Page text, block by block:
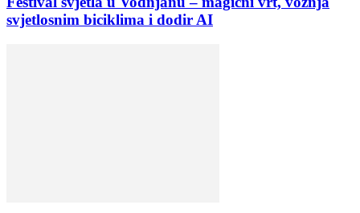
svjetlosnim biciklima i dodir AI